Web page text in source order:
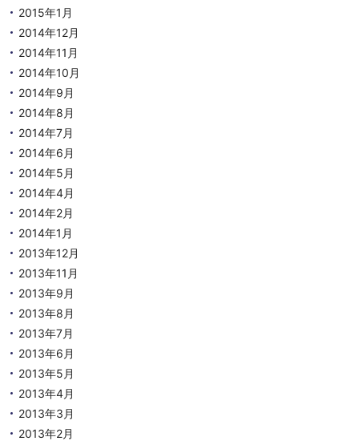
2015年1月
2014年12月
2014年11月
2014年10月
2014年9月
2014年8月
2014年7月
2014年6月
2014年5月
2014年4月
2014年2月
2014年1月
2013年12月
2013年11月
2013年9月
2013年8月
2013年7月
2013年6月
2013年5月
2013年4月
2013年3月
2013年2月